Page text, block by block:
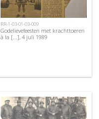
RR-1-03-01-03-009
Godelievefeesten met krachttoeren
à la [...], 4 juli 1989